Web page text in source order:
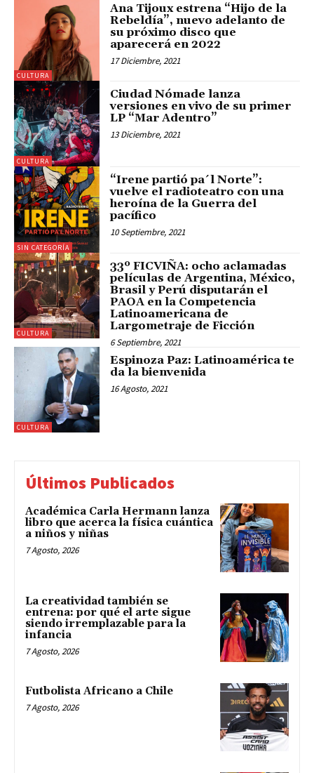
CULTURA
Ana Tijoux estrena “Hijo de la
Rebeldía”, nuevo adelanto de
su próximo disco que
aparecerá en 2022
17 Diciembre, 2021
CULTURA
Ciudad Nómade lanza
versiones en vivo de su primer
LP “Mar Adentro”
13 Diciembre, 2021
SIN CATEGORÍA
“Irene partió pa´l Norte”:
vuelve el radioteatro con una
heroína de la Guerra del
pacífico
10 Septiembre, 2021
CULTURA
33º FICVIÑA: ocho aclamadas
películas de Argentina, México,
Brasil y Perú disputarán el
PAOA en la Competencia
Latinoamericana de
Largometraje de Ficción
6 Septiembre, 2021
CULTURA
Espinoza Paz: Latinoamérica te
da la bienvenida
16 Agosto, 2021
Últimos Publicados
Académica Carla Hermann lanza
libro que acerca la física cuántica
a niños y niñas
7 Agosto, 2026
La creatividad también se
entrena: por qué el arte sigue
siendo irremplazable para la
infancia
7 Agosto, 2026
Futbolista Africano a Chile
7 Agosto, 2026